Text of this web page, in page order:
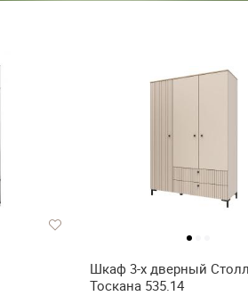
Шкаф 3-х дверный
Тоскана 535.14